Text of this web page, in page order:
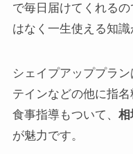
で毎日届けてくれる
はなく一生使える知識
シェイプアッププラ
テインなどの他に指
食事指導もついて、 相
が魅力です。